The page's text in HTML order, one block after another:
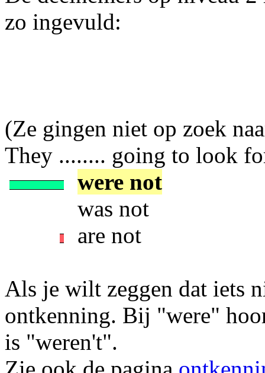
zo ingevuld:
(Ze gingen niet op zoek
They ........ going to look
were not
was not
are not
Als je wilt zeggen dat iets
ontkenning. Bij "were"
is "weren't".